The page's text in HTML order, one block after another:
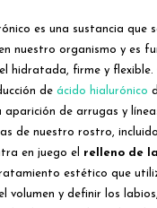
es una sustancia que
nuestro organismo y es
hidratada, firme y flexible.
de ácido hialurónico
aparición de arrugas y
de nuestro rostro,
en juego el relleno de
estético que
volumen y definir los